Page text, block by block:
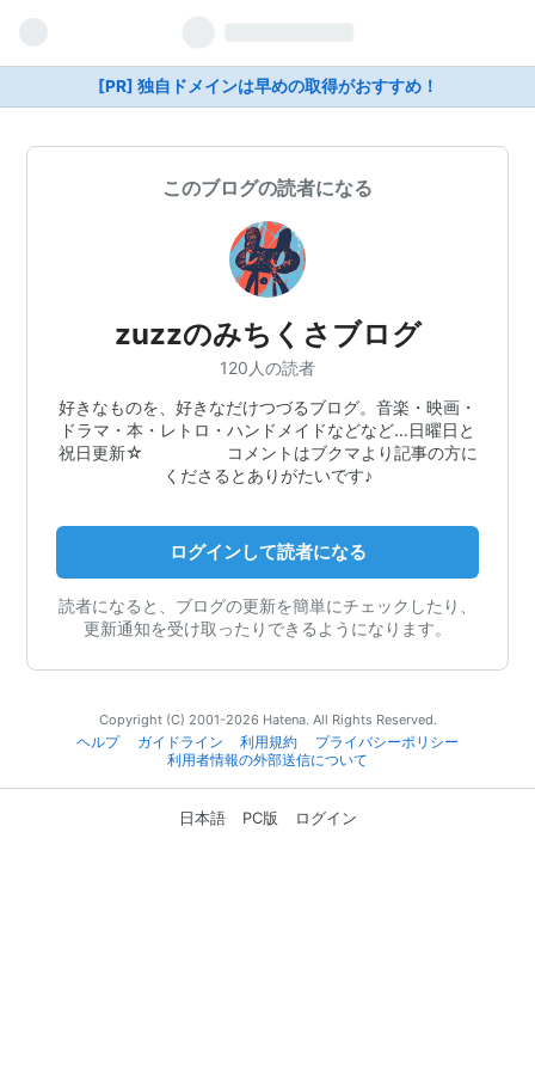
[PR] 独自ドメインは早めの取得がおすすめ！
このブログの読者になる
zuzzのみちくさブログ
120人の読者
好きなものを、好きなだけつづるブログ。音楽・映画・
ドラマ・本・レトロ・ハンドメイドなどなど…日曜日と
祝日更新☆ コメントはブクマより記事の方に
くださるとありがたいです♪
ログインして読者になる
読者になると、ブログの更新を簡単にチェックしたり、
更新通知を受け取ったりできるようになります。
Copyright (C) 2001-2026 Hatena. All Rights Reserved.
ヘルプ
ガイドライン 利用規約
プライバシーポリシー
利用者情報の外部送信について
日本語 PC版 ログイン